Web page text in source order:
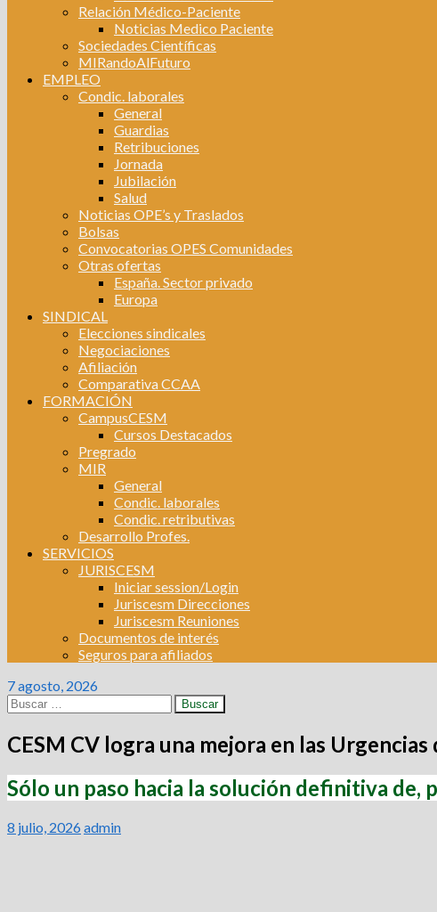
Relación Médico-Paciente
Noticias Medico Paciente
Sociedades Científicas
MIRandoAlFuturo
EMPLEO
Condic. laborales
General
Guardias
Retribuciones
Jornada
Jubilación
Salud
Noticias OPE’s y Traslados
Bolsas
Convocatorias OPES Comunidades
Otras ofertas
España. Sector privado
Europa
SINDICAL
Elecciones sindicales
Negociaciones
Afiliación
Comparativa CCAA
FORMACIÓN
CampusCESM
Cursos Destacados
Pregrado
MIR
General
Condic. laborales
Condic. retributivas
Desarrollo Profes.
SERVICIOS
JURISCESM
Iniciar session/Login
Juriscesm Direcciones
Juriscesm Reuniones
Documentos de interés
Seguros para afiliados
7 agosto, 2026
Buscar:
CESM CV logra una mejora en las
Sólo un paso hacia la solución definitiva de,
8 julio, 2026 admin